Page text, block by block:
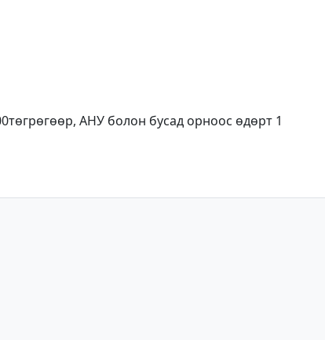
АНУ болон бусад орноос өдөрт 1